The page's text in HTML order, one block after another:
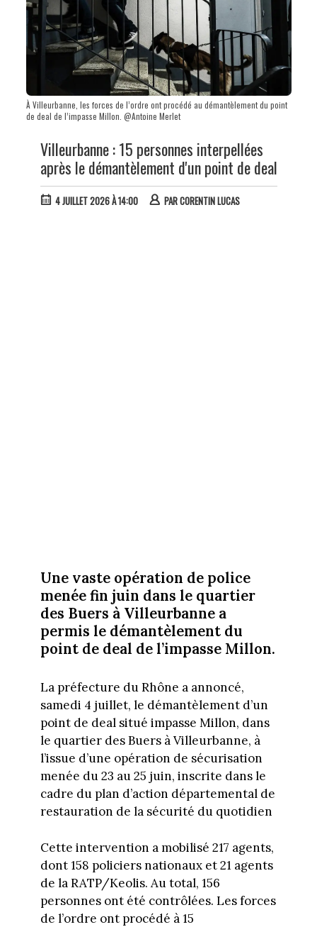
À Villeurbanne, les forces de l’ordre ont procédé au démantèlement du point
de deal de l’impasse Millon. @Antoine Merlet
Villeurbanne : 15 personnes interpellées
après le démantèlement d'un point de deal
4 JUILLET 2026 À 14:00 PARCORENTIN LUCAS
Une vaste opération de police
menée fin juin dans le quartier
des Buers à Villeurbanne a
permis le démantèlement du
point de deal de l’impasse Millon.
La préfecture du Rhône a annoncé,
samedi 4 juillet, le démantèlement d’un
point de deal situé impasse Millon, dans
le quartier des Buers à Villeurbanne, à
l’issue d’une opération de sécurisation
menée du 23 au 25 juin, inscrite dans le
cadre du plan d’action départemental de
restauration de la sécurité du quotidien
Cette intervention a mobilisé 217 agents,
dont 158 policiers nationaux et 21 agents
de la RATP/Keolis. Au total, 156
personnes ont été contrôlées. Les forces
de l’ordre ont procédé à 15